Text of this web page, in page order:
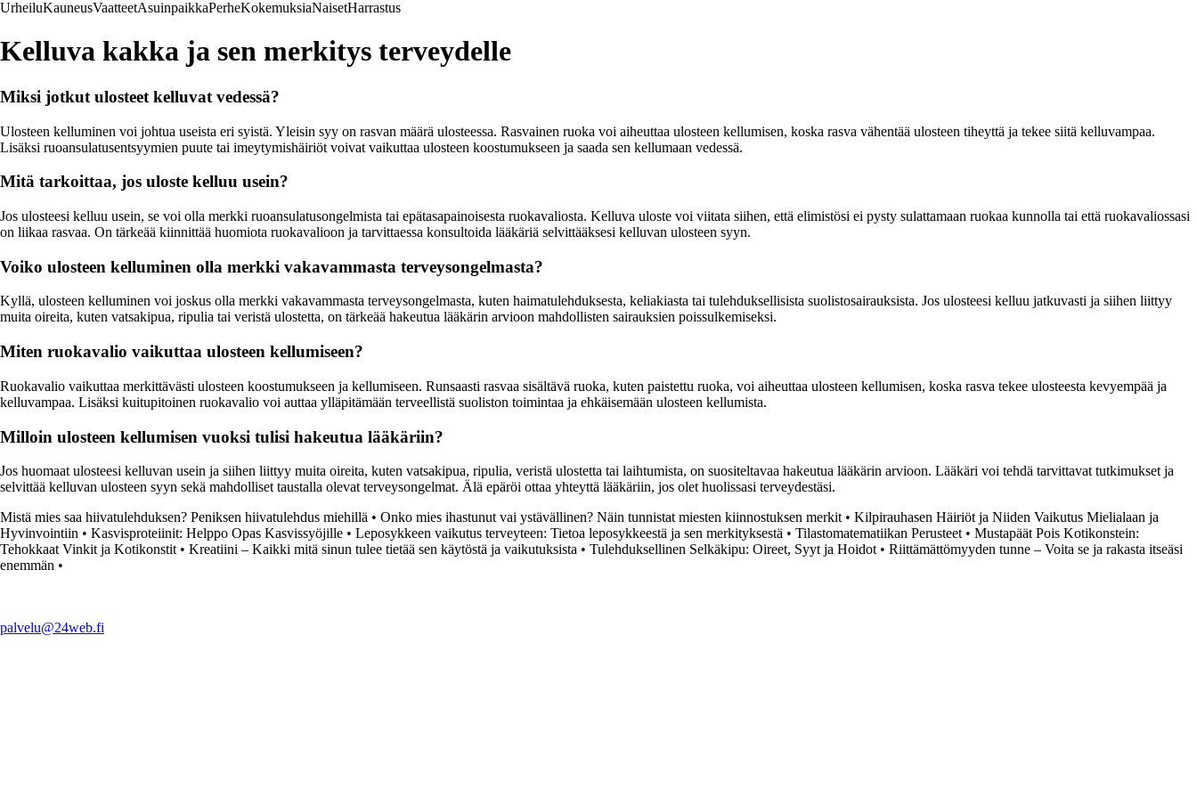
UrheiluKauneusVaatteetAsuinpaikkaPerheKokemuksiaNaisetHarrastus
Kelluva kakka ja sen merkitys terveydelle
Miksi jotkut ulosteet kelluvat vedessä?
Ulosteen kelluminen voi johtua useista eri syistä. Yleisin syy on rasvan määrä ulosteessa. Rasvainen ruoka voi aiheuttaa ulosteen kellumisen, koska rasva vähentää ulosteen tiheyttä ja tekee siitä kelluvampaa.
Lisäksi ruoansulatusentsyymien puute tai imeytymishäiriöt voivat vaikuttaa ulosteen koostumukseen ja saada sen kellumaan vedessä.
Mitä tarkoittaa, jos uloste kelluu usein?
Jos ulosteesi kelluu usein, se voi olla merkki ruoansulatusongelmista tai epätasapainoisesta ruokavaliosta. Kelluva uloste voi viitata siihen, että elimistösi ei pysty sulattamaan ruokaa kunnolla tai että ruokavaliossasi
on liikaa rasvaa. On tärkeää kiinnittää huomiota ruokavalioon ja tarvittaessa konsultoida lääkäriä selvittääksesi kelluvan ulosteen syyn.
Voiko ulosteen kelluminen olla merkki vakavammasta terveysongelmasta?
Kyllä, ulosteen kelluminen voi joskus olla merkki vakavammasta terveysongelmasta, kuten haimatulehduksesta, keliakiasta tai tulehduksellisista suolistosairauksista. Jos ulosteesi kelluu jatkuvasti ja siihen liittyy
muita oireita, kuten vatsakipua, ripulia tai veristä ulostetta, on tärkeää hakeutua lääkärin arvioon mahdollisten sairauksien poissulkemiseksi.
Miten ruokavalio vaikuttaa ulosteen kellumiseen?
Ruokavalio vaikuttaa merkittävästi ulosteen koostumukseen ja kellumiseen. Runsaasti rasvaa sisältävä ruoka, kuten paistettu ruoka, voi aiheuttaa ulosteen kellumisen, koska rasva tekee ulosteesta kevyempää ja
kelluvampaa. Lisäksi kuitupitoinen ruokavalio voi auttaa ylläpitämään terveellistä suoliston toimintaa ja ehkäisemään ulosteen kellumista.
Milloin ulosteen kellumisen vuoksi tulisi hakeutua lääkäriin?
Jos huomaat ulosteesi kelluvan usein ja siihen liittyy muita oireita, kuten vatsakipua, ripulia, veristä ulostetta tai laihtumista, on suositeltavaa hakeutua lääkärin arvioon. Lääkäri voi tehdä tarvittavat tutkimukset ja
selvittää kelluvan ulosteen syyn sekä mahdolliset taustalla olevat terveysongelmat. Älä epäröi ottaa yhteyttä lääkäriin, jos olet huolissasi terveydestäsi.
Mistä mies saa hiivatulehduksen? Peniksen hiivatulehdus miehillä • Onko mies ihastunut vai ystävällinen? Näin tunnistat miesten kiinnostuksen merkit • Kilpirauhasen Häiriöt ja Niiden Vaikutus Mielialaan ja
Hyvinvointiin • Kasvisproteiinit: Helppo Opas Kasvissyöjille • Leposykkeen vaikutus terveyteen: Tietoa leposykkeestä ja sen merkityksestä • Tilastomatematiikan Perusteet • Mustapäät Pois Kotikonstein:
Tehokkaat Vinkit ja Kotikonstit • Kreatiini – Kaikki mitä sinun tulee tietää sen käytöstä ja vaikutuksista • Tulehduksellinen Selkäkipu: Oireet, Syyt ja Hoidot • Riittämättömyyden tunne – Voita se ja rakasta itseäsi
enemmän •
palvelu@24web.fi